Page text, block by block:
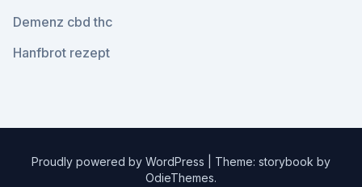
Demenz cbd thc
Hanfbrot rezept
Proudly powered by WordPress
Theme: storybook by
OdieThemes.